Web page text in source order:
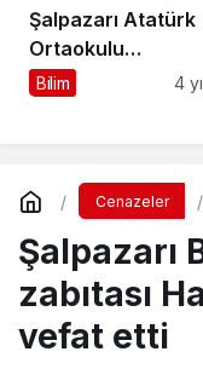
Şalpazarı Atatürk
Ortaokulu
öğrencilerinin
Bilim 4
Cenazeler
Şalpazarı
zabıtası
vefat etti